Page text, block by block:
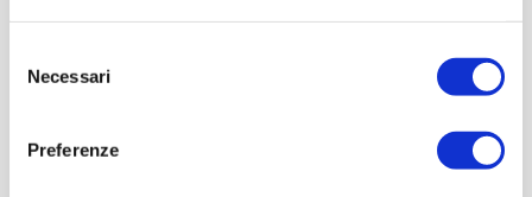
delNecessari
Preferenze